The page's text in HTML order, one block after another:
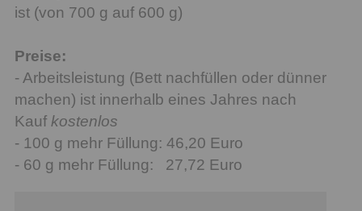
ist (von 700 g auf 600 g)
Preise:
- Arbeitsleistung (Bett nachfüllen oder dünner
machen) ist innerhalb eines Jahres nach
Kauf kostenlos
- 100 g mehr Füllung: 46,20 Euro
- 60 g mehr Füllung: 27,72 Euro